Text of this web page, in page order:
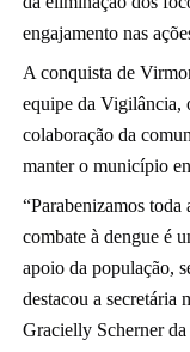
engajamento nas
A conquista de
equipe da Vigilância,
colaboração da
manter o município
“Parabenizamos
combate à dengue é
apoio da população,
destacou a secretária
Gracielly Scherner da